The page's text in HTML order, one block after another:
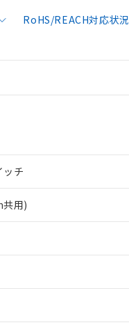
RoHS/REACH対応状況
ッチ
用)